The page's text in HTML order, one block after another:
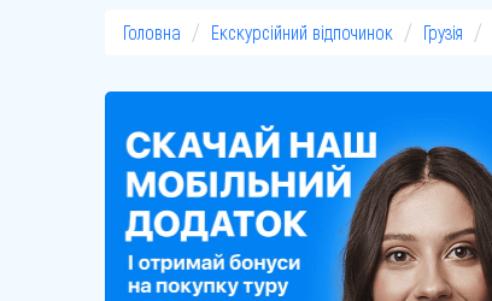
Головна Екскурсійний відпочинок Грузія